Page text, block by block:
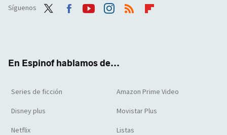
Síguenos
En Espinof hablamos de...
Series de ficción Amazon Prime Video
Disney plus Movistar Plus
Netflix Listas